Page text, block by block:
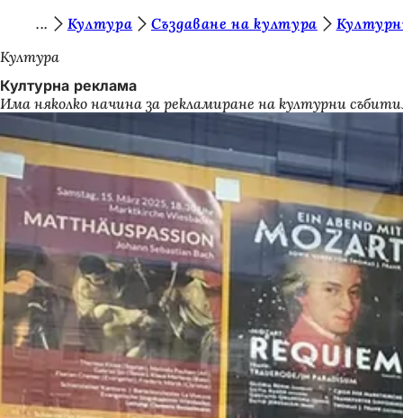
Преминаване към съдържанието
и
е
с
т
е
т
к
:
Култура Създаване на култура
Култура
Културна реклама
Има няколко начина за рекламиране на културни